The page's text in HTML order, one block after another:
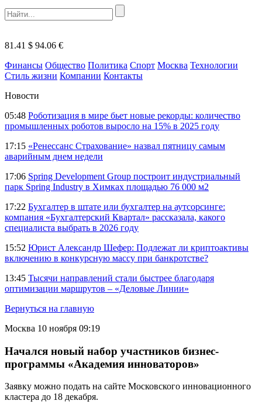
81.41 $ 94.06 €
Финансы Общество Политика Спорт Москва Технологии
Стиль жизни Компании Контакты
Новости
05:48 Роботизация в мире бьет новые рекорды: количество
промышленных роботов выросло на 15% в 2025 году
17:15 «Ренессанс Страхование» назвал пятницу самым
аварийным днем недели
17:06 Spring Development Group построит индустриальный
парк Spring Industry в Химках площадью 76 000 м2
17:22 Бухгалтер в штате или бухгалтер на аутсорсинге:
компания «Бухгалтерский Квартал» рассказала, какого
специалиста выбрать в 2026 году
15:52 Юрист Александр Шефер: Подлежат ли криптоактивы
включению в конкурсную массу при банкротстве?
13:45 Тысячи направлений стали быстрее благодаря
оптимизации маршрутов – «Деловые Линии»
Вернуться на главную
Москва 10 ноября 09:19
Начался новый набор участников бизнес-
программы «Академия инноваторов»
Заявку можно подать на сайте Московского инновационного
кластера до 18 декабря.